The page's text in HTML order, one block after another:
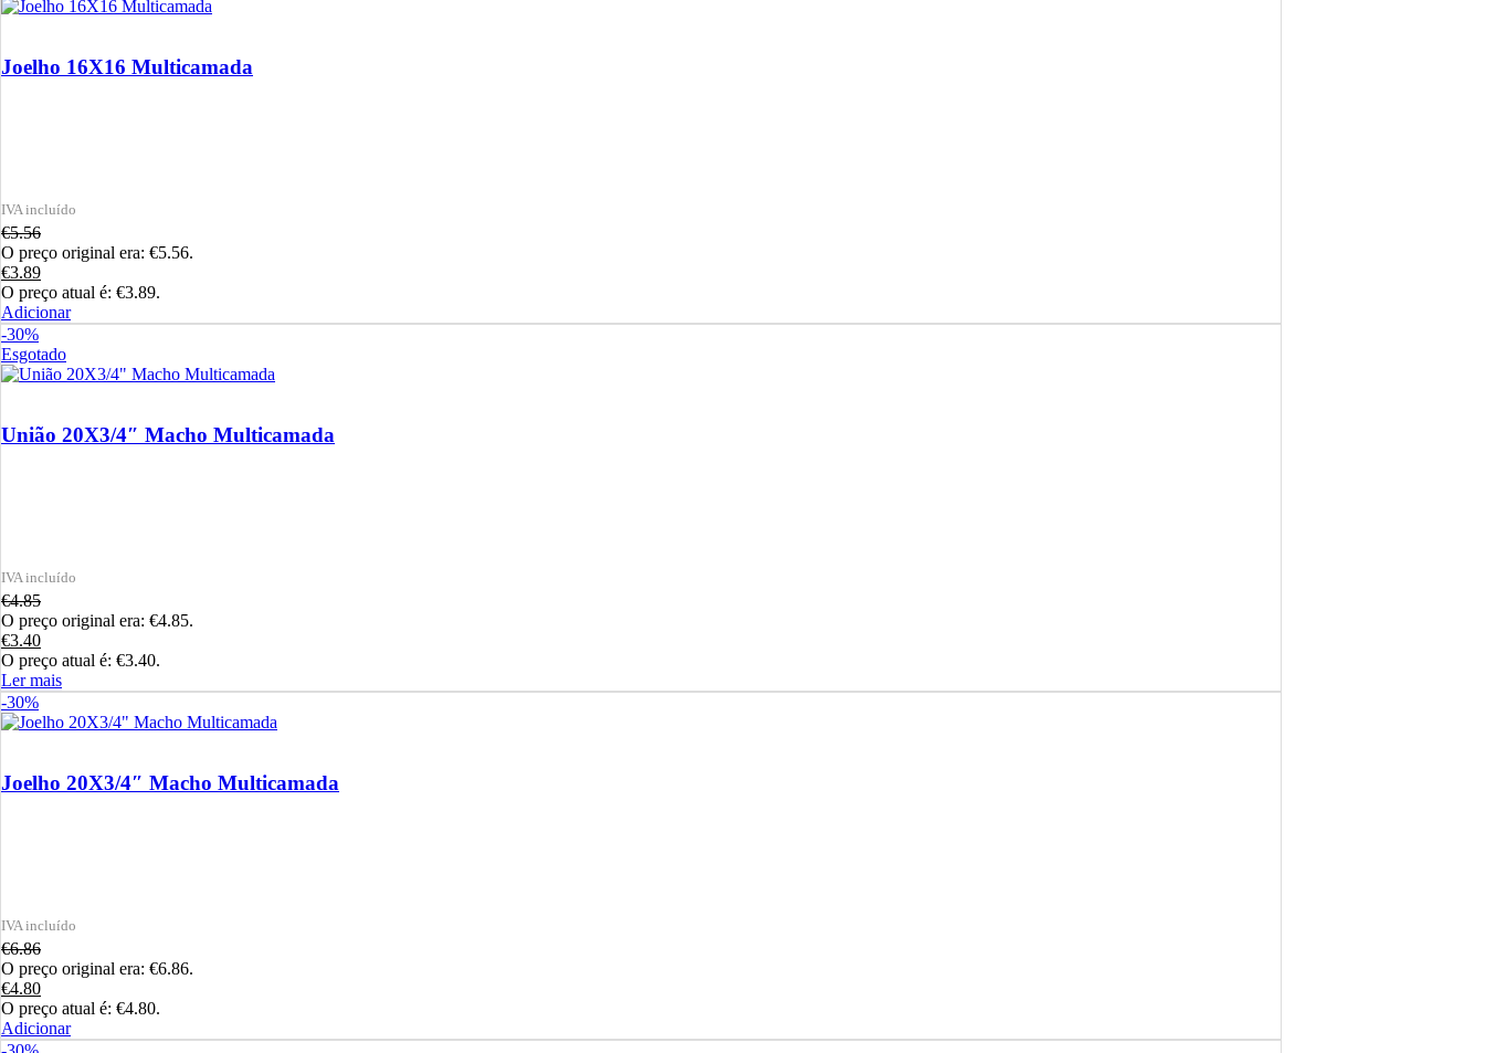
Joelho 16X16 Multicamada
€5.56
O preço original era: €5.56.
€3.89
O preço atual é: €3.89.
Adicionar
-30%
Esgotado
União 20X3/4″ Macho Multicamada
€4.85
O preço original era: €4.85.
€3.40
O preço atual é: €3.40.
Ler mais
-30%
Joelho 20X3/4″ Macho Multicamada
€6.86
O preço original era: €6.86.
€4.80
O preço atual é: €4.80.
Adicionar